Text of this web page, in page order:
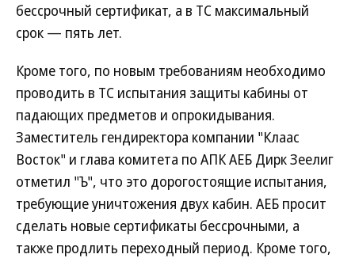
бессрочный сертификат, а в ТС максимальный
срок — пять лет.
Кроме того, по новым требованиям необходимо
проводить в ТС испытания защиты кабины от
падающих предметов и опрокидывания.
Заместитель гендиректора компании "Клаас
Восток" и глава комитета по АПК АЕБ Дирк Зеелиг
отметил "Ъ", что это дорогостоящие испытания,
требующие уничтожения двух кабин. АЕБ просит
сделать новые сертификаты бессрочными, а
также продлить переходный период. Кроме того,